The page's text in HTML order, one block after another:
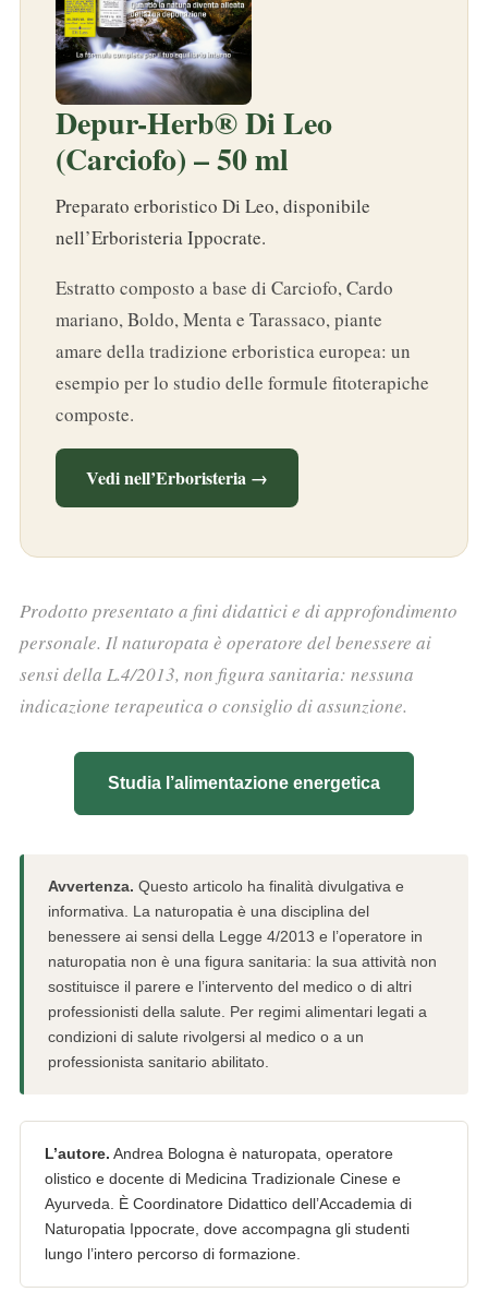
Depur-Herb® Di Leo
(Carciofo) – 50 ml
Preparato erboristico Di Leo, disponibile
nell’Erboristeria Ippocrate.
Estratto composto a base di Carciofo, Cardo
mariano, Boldo, Menta e Tarassaco, piante
amare della tradizione erboristica europea: un
esempio per lo studio delle formule fitoterapiche
composte.
Vedi nell’Erboristeria →
Prodotto presentato a fini didattici e di approfondimento
personale. Il naturopata è operatore del benessere ai
sensi della L.4/2013, non figura sanitaria: nessuna
indicazione terapeutica o consiglio di assunzione.
Studia l’alimentazione energetica
Avvertenza. Questo articolo ha finalità divulgativa e
informativa. La naturopatia è una disciplina del
benessere ai sensi della Legge 4/2013 e l’operatore in
naturopatia non è una figura sanitaria: la sua attività non
sostituisce il parere e l’intervento del medico o di altri
professionisti della salute. Per regimi alimentari legati a
condizioni di salute rivolgersi al medico o a un
professionista sanitario abilitato.
L’autore. Andrea Bologna è naturopata, operatore
olistico e docente di Medicina Tradizionale Cinese e
Ayurveda. È Coordinatore Didattico dell’Accademia di
Naturopatia Ippocrate, dove accompagna gli studenti
lungo l’intero percorso di formazione.